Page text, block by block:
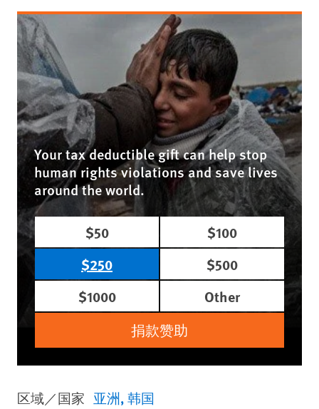
Your tax deductible gift can help stop
human rights violations and save lives
around the world.
$50
$100
$250
$500
$1000
Other
捐款赞助
区域／国家 亚洲 韩国